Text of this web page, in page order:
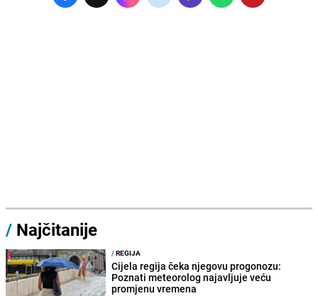
/ Najčitanije
/REGIJA
Cijela regija čeka njegovu progonozu:
Poznati meteorolog najavljuje veću
promjenu vremena